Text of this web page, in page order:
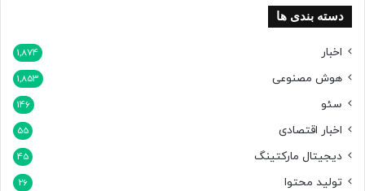
ق
ی
ی‌
ن
د
دسته بندی ها
اخبار 1,874
هوش مصنوعی 1,853
سئو 146
اخبار اقتصادی 55
دیجیتال مارکتینگ 45
تولید محتوا 26